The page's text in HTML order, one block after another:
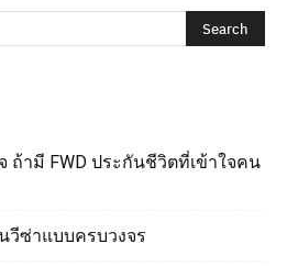
ถ้ามี FWD ประกันชีวิตที่เข้าใจคน
วีซ่าแบบครบวงจร